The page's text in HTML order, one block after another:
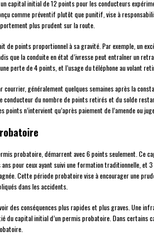
capital initial de 12 points pour les conducteurs
comme préventif plutôt que punitif, vise à
plus prudent sur la route.
de points proportionnel à sa gravité. Par exemple, un
que la conduite en état d’ivresse peut entraîner un
perte de 4 points, et l’usage du téléphone au volant
généralement quelques semaines après la
conducteur du nombre de points retirés et du solde
n’intervient qu’après paiement de l’amende ou
probatoire, démarrent avec 6 points seulement. Ce
pour ceux ayant suivi une formation traditionnelle, et
Cette période probatoire vise à encourager une
dans les accidents.
des conséquences plus rapides et plus graves. Une
du capital initial d’un permis probatoire. Dans certains